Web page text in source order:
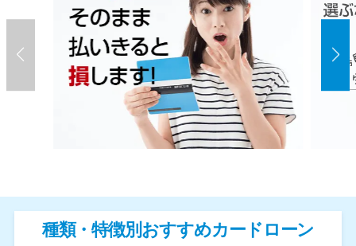
種類・特徴別おすすめカードローン